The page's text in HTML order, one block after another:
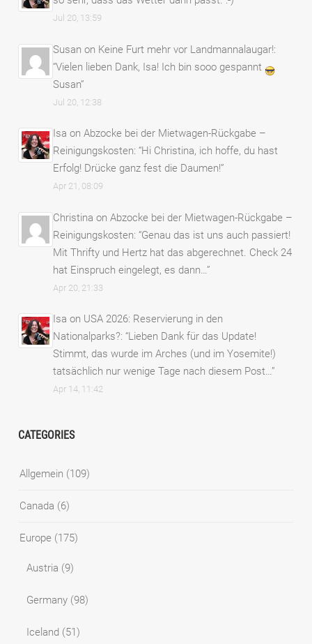
Jul 20, 13:59
Susan on Keine Furt mehr vor Landmannalaugar!:
“Vielen lieben Dank, Isa! Ich bin sooo gespannt
Susan”
Jul 20, 12:38
Isa onAbzocke bei der Mietwagen-Rückgabe –
Reinigungskosten: “Hi Christina, ich hoffe, du hast
Erfolg! Drücke ganz fest die Daumen!”
Apr 21, 08:09
Christina onAbzocke bei der Mietwagen-Rückgabe –
Reinigungskosten: “Genau das ist uns auch passiert!
Mit Thrifty und Hertz hat das abgerechnet. Check 24
hat Einspruch eingelegt, es dann…”
Apr 20, 21:33
Isa on USA 2026: Reservierung in den
Nationalparks?: “Lieben Dank für das Update!
Stimmt, das wurde im Arches (und im Yosemite!)
tatsächlich nur wenige Tage nach diesem Post…”
Apr 14, 11:42
CATEGORIES
Allgemein (109)
Canada (6)
Europe (175)
Austria (9)
Germany (98)
Iceland (51)